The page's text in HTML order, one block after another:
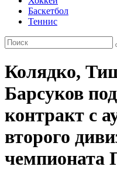
Баскетбол
Теннис
Колядко,
Барсуков
контракт с
второго
чемпионата